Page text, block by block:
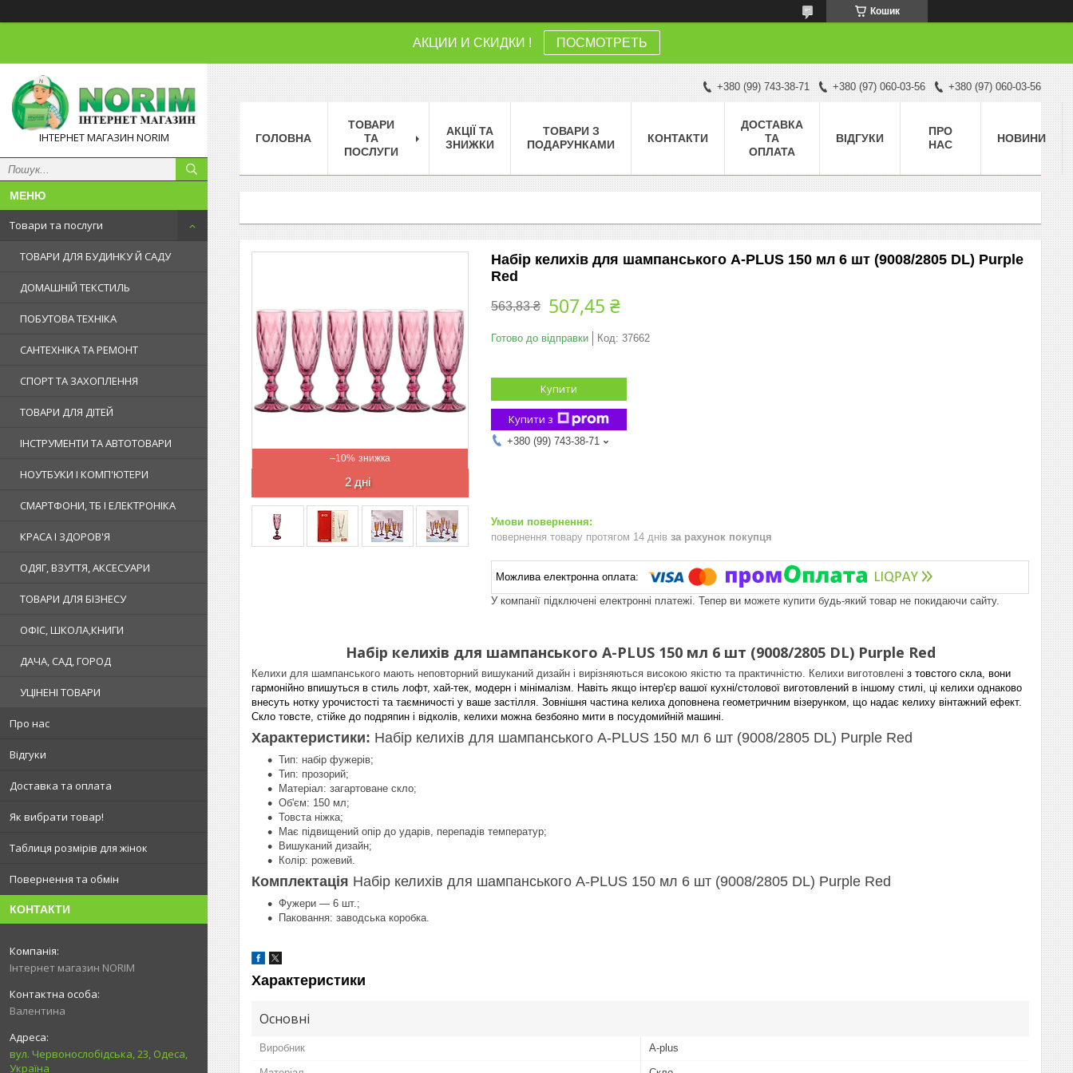
Кошик
АКЦИИ И СКИДКИ ! ПОСМОТРЕТЬ
ІНТЕРНЕТ МАГАЗИН NORIM
Товари та послуги
ТОВАРИ ДЛЯ БУДИНКУ Й САДУ
ДОМАШНІЙ ТЕКСТИЛЬ
ПОБУТОВА ТЕХНІКА
САНТЕХНІКА ТА РЕМОНТ
СПОРТ ТА ЗАХОПЛЕННЯ
ТОВАРИ ДЛЯ ДІТЕЙ
ІНСТРУМЕНТИ ТА АВТОТОВАРИ
НОУТБУКИ І КОМП'ЮТЕРИ
СМАРТФОНИ, ТБ І ЕЛЕКТРОНІКА
КРАСА І ЗДОРОВ'Я
ОДЯГ, ВЗУТТЯ, АКСЕСУАРИ
ТОВАРИ ДЛЯ БІЗНЕСУ
ОФІС, ШКОЛА,КНИГИ
ДАЧА, САД, ГОРОД
УЦІНЕНІ ТОВАРИ
Про нас
Відгуки
Доставка та оплата
Як вибрати товар!
Таблиця розмірів для жінок
Повернення та обмін
КОНТАКТИ
Інтернет магазин NORIM
Валентина
вул. Червонослобідська, 23, Одеса,
Україна
+380 (99) 743-38-71 +380 (97) 060-03-56 +380 (97) 060-03-56
ГОЛОВНА
ТОВАРИ
ТА
ПОСЛУГИ
АКЦІЇ ТА
ЗНИЖКИ
ТОВАРИ З
ПОДАРУНКАМИ
КОНТАКТИ
ДОСТАВКА
ТА
ОПЛАТА
ВІДГУКИ
ПРО
НАС
НОВИНИ
–10%
2 дні
Набір келихів для шампанського A-PLUS 150 мл 6 шт (9008/2805 DL) Purple
Red
563,83 ₴ 507,45 ₴
Готово до відправки Код: 37662
Купити
Купити з
+380 (99) 743-38-71
повернення товару протягом 14 днів за рахунок покупця
У компанії підключені електронні платежі. Тепер ви можете купити будь-який товар не покидаючи сайту.
Набір келихів для шампанського A-PLUS 150 мл 6 шт (9008/2805 DL) Purple Red
Келихи для шампанського мають неповторний вишуканий дизайн і вирізняються високою якістю та практичністю. Келихи виготовлені з товстого скла, вони
гармонійно впишуться в стиль лофт, хай-тек, модерн і мінімалізм. Навіть якщо інтер'єр вашої кухні/столової виготовлений в іншому стилі, ці келихи однаково
внесуть нотку урочистості та таємничості у ваше застілля. Зовнішня частина келиха доповнена геометричним візерунком, що надає келиху вінтажний ефект.
Скло товсте, стійке до подряпин і відколів, келихи можна безбояно мити в посудомийній машині.
Характеристики: Набір келихів для шампанського A-PLUS 150 мл 6 шт (9008/2805 DL) Purple Red
Тип: набір фужерів;
Тип: прозорий;
Матеріал: загартоване скло;
Об'єм: 150 мл;
Товста ніжка;
Має підвищений опір до ударів, перепадів температур;
Вишуканий дизайн;
Колір: рожевий.
Комплектація Набір келихів для шампанського A-PLUS 150 мл 6 шт (9008/2805 DL) Purple Red
Фужери — 6 шт.;
Паковання: заводська коробка.
Характеристики
Основні
Виробник A-plus